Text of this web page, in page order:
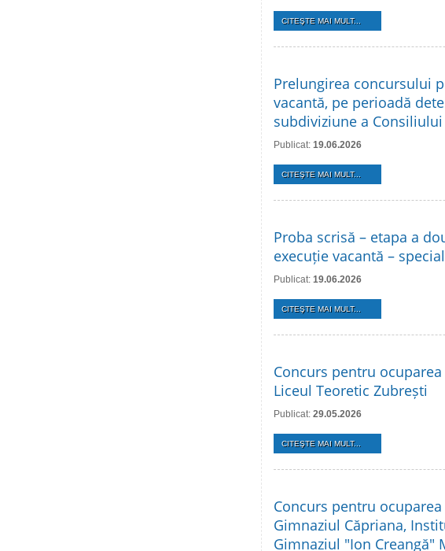
CITEŞTE MAI MULT...
Prelungirea concursului
vacantă, pe perioadă
subdiviziune a
Publicat: 19.06.2026
CITEŞTE MAI MULT...
Proba scrisă – etapa a
execuție vacantă –
Publicat: 19.06.2026
CITEŞTE MAI MULT...
Concurs pentru
Liceul Teoretic Zubrești
Publicat: 29.05.2026
CITEŞTE MAI MULT...
Concurs pentru
Gimnaziul Căpriana,
Gimnaziul "Ion Creangă"